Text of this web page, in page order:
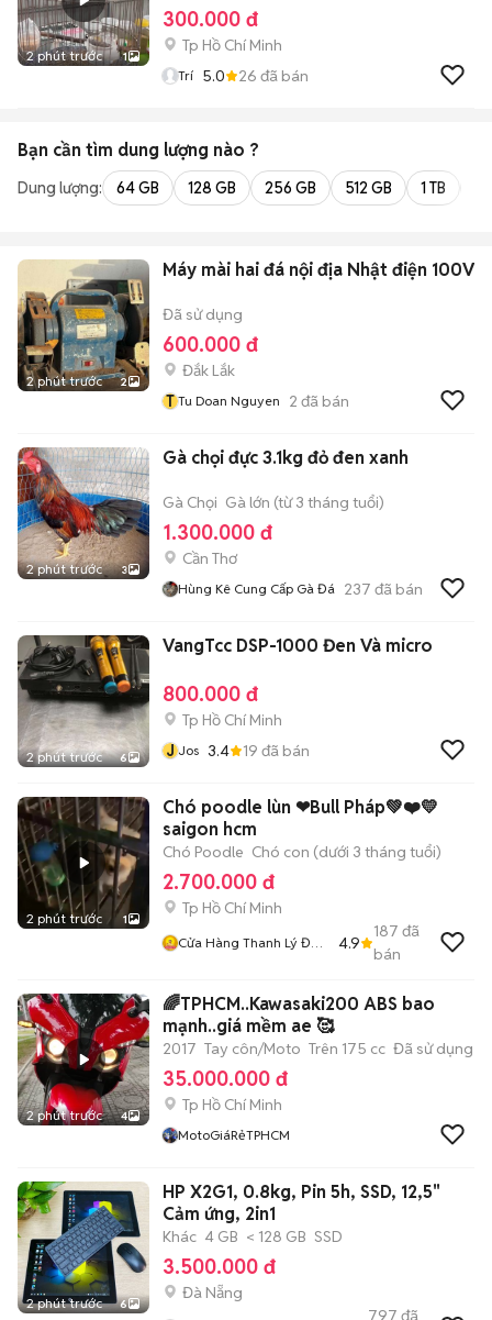
2 phút trước 1
300.000 đ
Tp Hồ Chí Minh
Trí 5.0 26 đã bán
Bạn cần tìm dung lượng nào ?
Dung lượng: 64 GB 128 GB 256 GB 512 GB 1 TB
2 phút trước 2
Máy mài hai đá nội địa Nhật điện 100V
Đã sử dụng
600.000 đ
Đắk Lắk
T Tu Doan Nguyen 2 đã bán
2 phút trước 3
Gà chọi đực 3.1kg đỏ đen xanh
Gà Chọi Gà lớn (từ 3 tháng tuổi)
1.300.000 đ
Cần Thơ
Hùng Kê Cung Cấp Gà Đá 237 đã bán
2 phút trước 6
VangTcc DSP-1000 Đen Và micro
800.000 đ
Tp Hồ Chí Minh
J Jos 3.4 19 đã bán
2 phút trước 1
Chó poodle lùn ❤Bull Pháp💚❤️💛
saigon hcm
Chó Poodle Chó con (dưới 3 tháng tuổi)
2.700.000 đ
Tp Hồ Chí Minh
Cửa Hàng Thanh Lý Đồ
4.9
187 đã
bán
2 phút trước 4
🌈TPHCM..Kawasaki200 ABS bao
mạnh..giá mềm ae 🥰
2017 Tay côn/Moto Trên 175 cc Đã sử dụng
35.000.000 đ
Tp Hồ Chí Minh
MotoGiáRẻTPHCM
2 phút trước 6
HP X2G1, 0.8kg, Pin 5h, SSD, 12,5"
Cảm ứng, 2in1
Khác 4 GB < 128 GB SSD
3.500.000 đ
Đà Nẵng
797 đã